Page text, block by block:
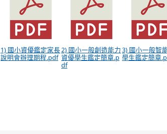
1) 國小資優鑑定家長
說明會辦理期程.pdf
2) 國小一般創造能力
資優學生鑑定簡章.p
df
3) 國小一般智
學生鑑定簡章